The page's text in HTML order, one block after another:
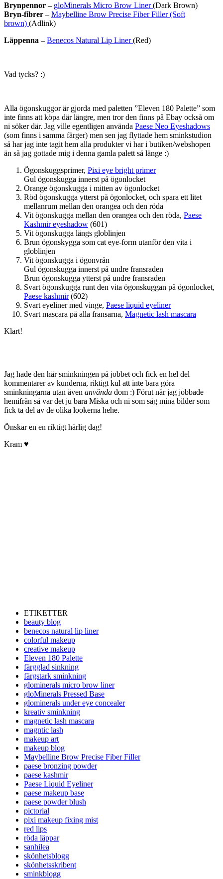
Brynpennor – gloMinerals Micro Brow Liner(Dark Brown)
Bryn-fibrer – Maybelline Brow Precise Fiber Filler (Soft
brown) (Adlink)
Läppenna – Benecos Natural Lip Liner(Red)
Vad tycks? :)
Alla ögonskuggor är gjorda med paletten ”Eleven 180 Palette” som
inte finns att köpa där längre, men tror den finns på Ebay också om
ni söker där. Jag ville egentligen använda Paese Neo Eyeshadows
(som finns i samma färger) men sen jag flyttade hem sminkstudion
så har jag inte tagit hem alla produkter vi har i butiken/webshopen
än så jag gottade mig i denna gamla palett så länge :)
Ögonskuggsprimer, Pixi eye bright primer
Gul ögonskugga innerst på ögonlocket
Orange ögonskugga i mitten av ögonlocket
Röd ögonskugga ytterst på ögonlocket, och spara ett litet
mellanrum mellan den orangea och den röda
Vit ögonskugga mellan den orangea och den röda, Paese
Kashmir eyeshadow (601)
Vit ögonskugga längs globlinjen
Brun ögonskygga som cat eye-form utanför den vita i
globlinjen
Vit ögonskugga i ögonvrån
Gul ögonskugga innerst på undre fransraden
Brun ögonskugga ytterst på undre fransraden
Svart ögonskugga runt den vita ögonskuggan på ögonlocket,
Paese kashmir(602)
Svart eyeliner med vinge, Paese liquid eyeliner
Svart mascara på alla fransarna, Magnetic lash mascara
Klart!
Jag hade den här sminkningen på jobbet och fick en hel del
kommentarer av kunderna, riktigt kul att inte bara göra
sminkningarna utan även använda dom :) Förut när jag jobbade
hemifrån så var det ju bara Miska och ni som såg mina bilder som
fick ta del av de olika lookerna hehe.
Önskar en en riktigt härlig dag!
Kram ♥
ETIKETTER
beauty blog
benecos natural lip liner
colorful makeup
creative makeup
Eleven 180 Palette
färgglad sinkning
färgstark sminkning
glominerals micro brow liner
gloMinerals Pressed Base
glominerals under eye concealer
kreativ sminkning
magnetic lash mascara
magntic lash
makeup art
makeup blog
Maybelline Brow Precise Fiber Filler
paese bronzing powder
paese kashmir
Paese Liquid Eyeliner
paese makeup base
paese powder blush
pictorial
pixi makeup fixing mist
red lips
röda läppar
sanhilea
skönhetsblogg
skönhetsskribent
sminkblogg